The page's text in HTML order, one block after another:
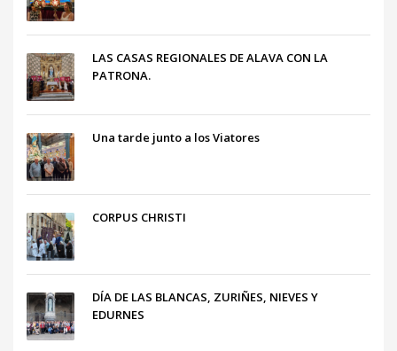
LAS CASAS REGIONALES DE ALAVA CON LA
PATRONA.
Una tarde junto a los Viatores
CORPUS CHRISTI
DÍA DE LAS BLANCAS, ZURIÑES, NIEVES Y
EDURNES